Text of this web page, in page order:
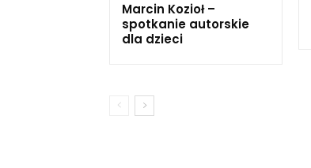
Marcin Kozioł –
spotkanie autorskie
dla dzieci